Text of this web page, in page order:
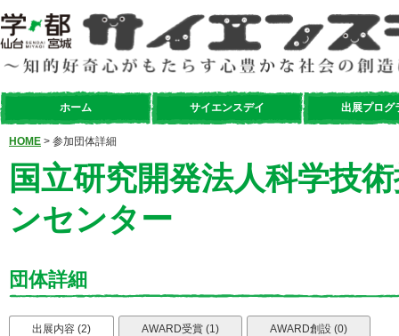
ホーム サイエンスデイ 出展プログ
HOME > 参加団体詳細
国立研究開発法人科学技
ンセンター
団体詳細
出展内容 (2) AWARD受賞 (1) AWARD創設 (0)